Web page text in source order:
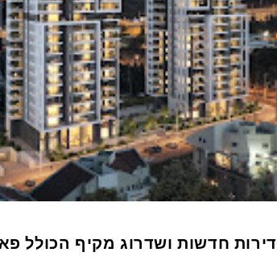
שכונת תקומה כפר סבא: 1,100 דירות חדשות ושדרוג